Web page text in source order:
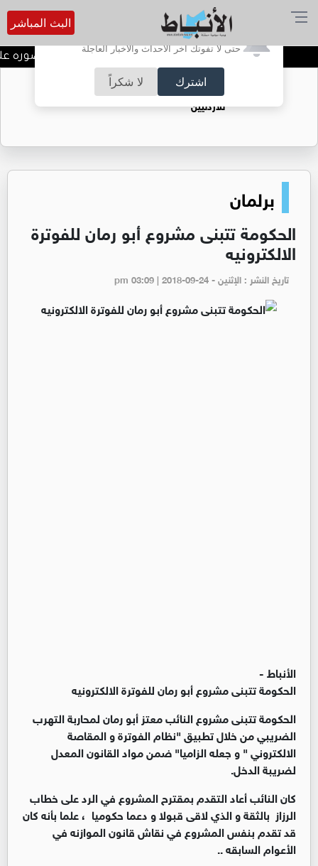
أترغب في تفعيل الإشعارات؟
حتى لا تفوتك آخر الأحداث والأخبار العاجلة
اشترك لا شكراً
البث المباشر
المدرب الأردني يفرض حضوره على
حقل الريشة حين يتحول الغاز إلى فرص عمل
للأردنيين
برلمان
الحكومة تتبنى مشروع أبو رمان للفوترة
الالكترونيه
تاريخ النشر : الإثنين - pm 03:09 | 2018-09-24
الأنباط -
الحكومة تتبنى مشروع أبو رمان للفوترة الالكترونيه
الحكومة تتبنى مشروع النائب معتز أبو رمان لمحاربة التهرب
الضريبي من خلال تطبيق "نظام الفوترة و المقاصة
الالكتروني " و جعله الزاميا" ضمن مواد القانون المعدل
لضريبة الدخل.
كان النائب أعاد التقدم بمقترح المشروع في الرد على خطاب
الرزاز بالثقة و الذي لاقى قبولا و دعما حكوميا ، علما بأنه كان
قد تقدم بنفس المشروع في نقاش قانون الموازنه في
الأعوام السابقه ..